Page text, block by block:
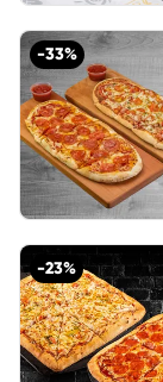
-33%
-23%